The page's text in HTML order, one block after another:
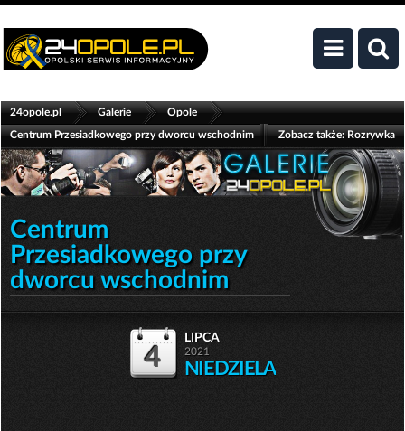
24opole.pl Galerie Opole
Centrum Przesiadkowego przy dworcu wschodnim Zobacz także:Rozrywka
Centrum
Przesiadkowego przy
dworcu wschodnim
4
lipca
2021
NIEDZIELA